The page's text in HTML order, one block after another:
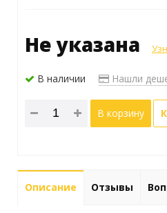
Не указана
В наличии Нашли
В корзину
Описание Отзывы